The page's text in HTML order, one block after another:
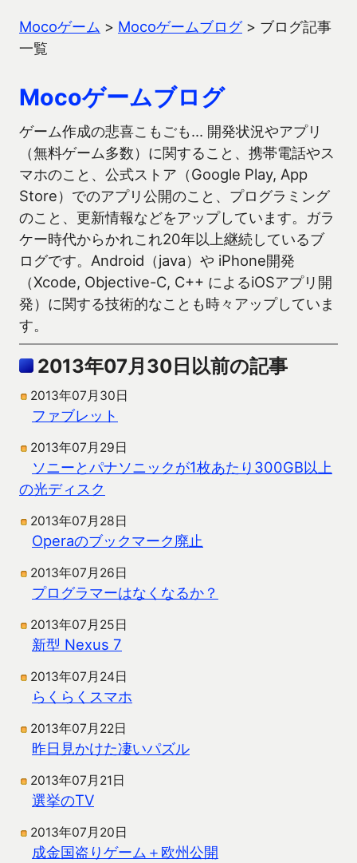
Mocoゲーム > Mocoゲームブログ> ブログ記事
一覧
Mocoゲームブログ
ゲーム作成の悲喜こもごも… 開発状況やアプリ
（無料ゲーム多数）に関すること、携帯電話やス
マホのこと、公式ストア（Google Play, App
Store）でのアプリ公開のこと、プログラミング
のこと、更新情報などをアップしています。ガラ
ケー時代からかれこれ20年以上継続しているブ
ログです。Android（java）や iPhone開発
（Xcode, Objective-C, C++ によるiOSアプリ開
発）に関する技術的なことも時々アップしていま
す。
2013年07月30日以前の記事
2013年07月30日
ファブレット
2013年07月29日
ソニーとパナソニックが1枚あたり300GB以上
の光ディスク
2013年07月28日
Operaのブックマーク廃止
2013年07月26日
プログラマーはなくなるか？
2013年07月25日
新型 Nexus 7
2013年07月24日
らくらくスマホ
2013年07月22日
昨日見かけた凄いパズル
2013年07月21日
選挙のTV
2013年07月20日
成金国盗りゲーム＋欧州公開